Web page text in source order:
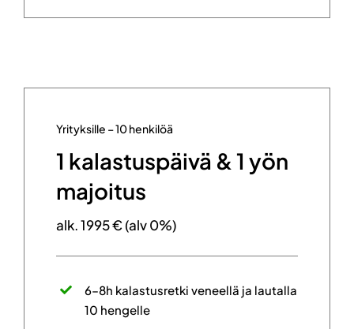
Yrityksille – 10 henkilöä
1 kalastuspäivä & 1 yön
majoitus
alk. 1995 € (alv 0%)
6–8h kalastusretki veneellä ja lautalla
10 hengelle